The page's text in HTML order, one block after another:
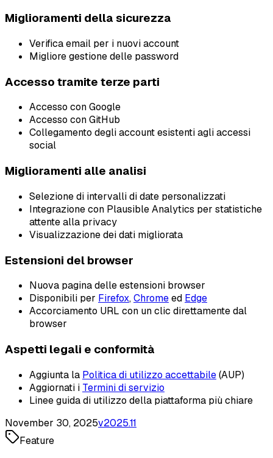
Miglioramenti della sicurezza
Verifica email per i nuovi account
Migliore gestione delle password
Accesso tramite terze parti
Accesso con Google
Accesso con GitHub
Collegamento degli account esistenti agli accessi
social
Miglioramenti alle analisi
Selezione di intervalli di date personalizzati
Integrazione con Plausible Analytics per statistiche
attente alla privacy
Visualizzazione dei dati migliorata
Estensioni del browser
Nuova pagina delle estensioni browser
Disponibili per Firefox,Chromeed Edge
Accorciamento URL con un clic direttamente dal
browser
Aspetti legali e conformità
Aggiunta la Politica di utilizzo accettabile(AUP)
Aggiornati i Termini di servizio
Linee guida di utilizzo della piattaforma più chiare
November 30, 2025v2025.11
Feature